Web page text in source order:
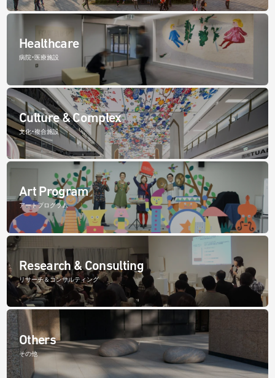
Healthcare
病院・医療施設
Culture & Complex
文化・複合施設
Art Program
アートプログラム
Research & Consulting
リサーチ＆コンサルティング
Others
その他